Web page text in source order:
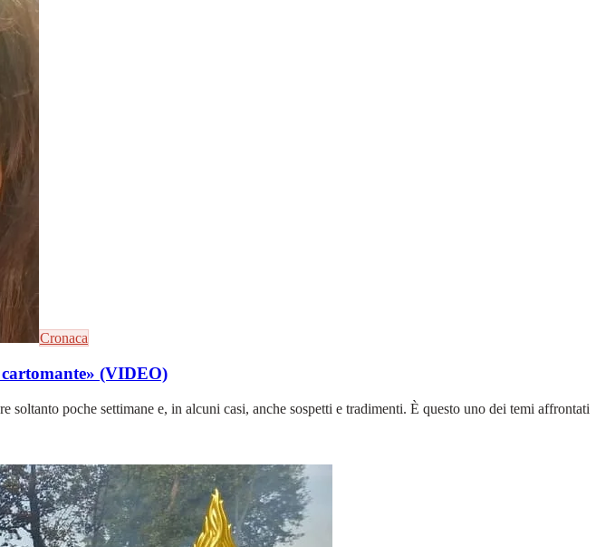
Cronaca
(VIDEO)
poche settimane e, in alcuni casi, anche sospetti e tradimenti. È questo uno dei temi affrontati